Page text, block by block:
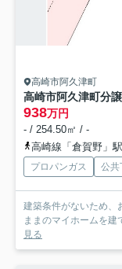
高崎市阿久津町
高崎市阿久津町分
938万円
- / 254.50㎡ / -
高崎線「倉賀野」
プロパンガス 公共
建築条件がないため、
ままのマイホームを
見る